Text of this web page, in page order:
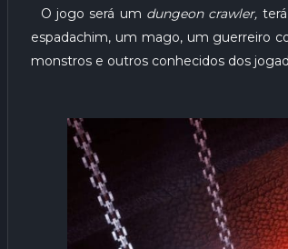
O jogo será um dungeon crawler,
espadachim, um mago, um guerreiro
monstros e outros conhecidos dos